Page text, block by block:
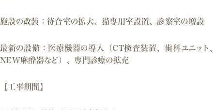
施設の改装： 待合室の拡大、猫専用室設置、診察室の増設
最新の設備：医療機器の導入（CT検査装置、歯科ユニット、
NEW麻酔器など）、専門診療の拡充
【工事期間】